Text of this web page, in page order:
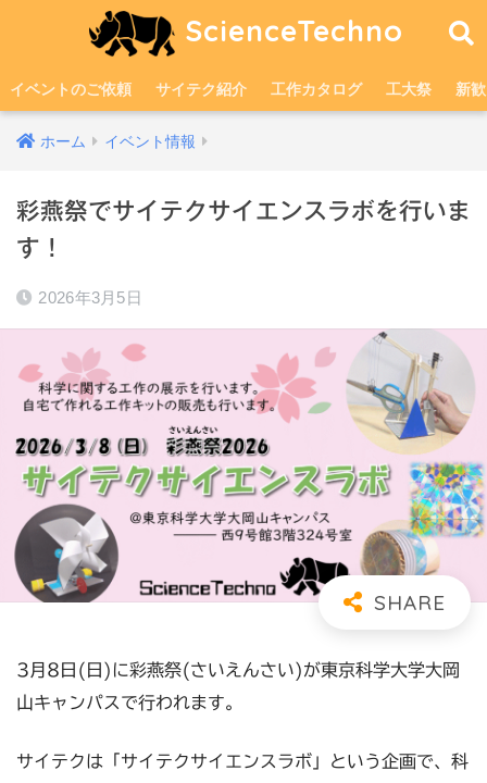
ScienceTechno
イベントのご依頼 サイテク紹介 工作カタログ 工大祭 新歓
ホーム イベント情報
彩燕祭でサイテクサイエンスラボを行いま
す！
2026年3月5日
3月8日(日)に彩燕祭(さいえんさい)が東京科学大学大岡
山キャンパスで行われます。
サイテクは「サイテクサイエンスラボ」という企画で、科